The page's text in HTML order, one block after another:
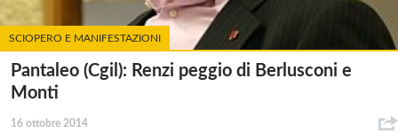
SCIOPERO E MANIFESTAZIONI
Pantaleo (Cgil): Renzi peggio di Berlusconi e
Monti
16 ottobre 2014